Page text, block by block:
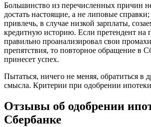
Большинство из перечисленных причин
достать настоящие, а не липовые справки;
привлечь, в случае низкой зарплаты,
кредитную историю. Если претендент на
правильно проанализировал свои
препятствия, то повторное обращение в
принесет успех.
Пытаться, ничего не меняя, обратиться в
смысла. Критерии при одобрении
Отзывы об одобрении
Сбербанке